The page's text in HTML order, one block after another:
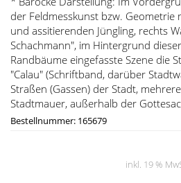
der Feldmesskunst bzw. Geometrie
und assitierenden Jüngling, rechts
Schachmann", im Hintergrund
Randbäume eingefasste Szene die
"Calau" (Schriftband, darüber
Straßen (Gassen) der Stadt,
Stadtmauer, außerhalb der
Bestellnummer: 165679
inkl. 19 %